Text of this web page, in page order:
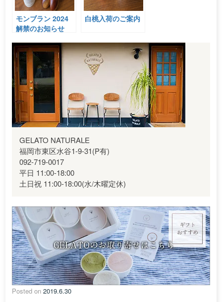
モンブラン 2024
解禁のお知らせ
白桃入荷のご案内
GELATO NATURALE
福岡市東区水谷1-9-31(P有)
092-719-0017
平日 11:00-18:00
土日祝 11:00-18:00(水/木曜定休)
Posted on2019.6.30